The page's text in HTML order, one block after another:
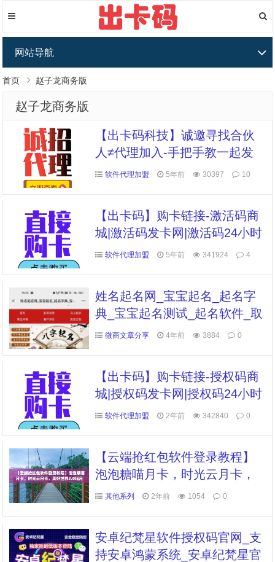
网站导航
首页 赵子龙商务版
赵子龙商务版
【出卡码科技】诚邀寻找合伙
人≠代理加入-手把手教一起发
展软件代理加盟 5年前 30397 10
【出卡码】购卡链接-激活码商
城|激活码发卡网|激活码24小时
自助发卡|点击进入
软件代理加盟 5年前 341924 4
姓名起名网_宝宝起名_起名字
典_宝宝起名测试_起名软件_取
名网_起名网
微商文章分享 4年前 3884 0
【出卡码】购卡链接-授权码商
城|授权码发卡网|授权码24小时
自助发卡|点击进入
软件代理加盟 2年前 342840 0
【云端抢红包软件登录教程】
泡泡糖喵月卡，时光云月卡，
美好世界2.0喵月卡
其他系列 2年前 1054 0
安卓纪梵星软件授权码官网_支
持安卓鸿蒙系统_安卓纪梵星官